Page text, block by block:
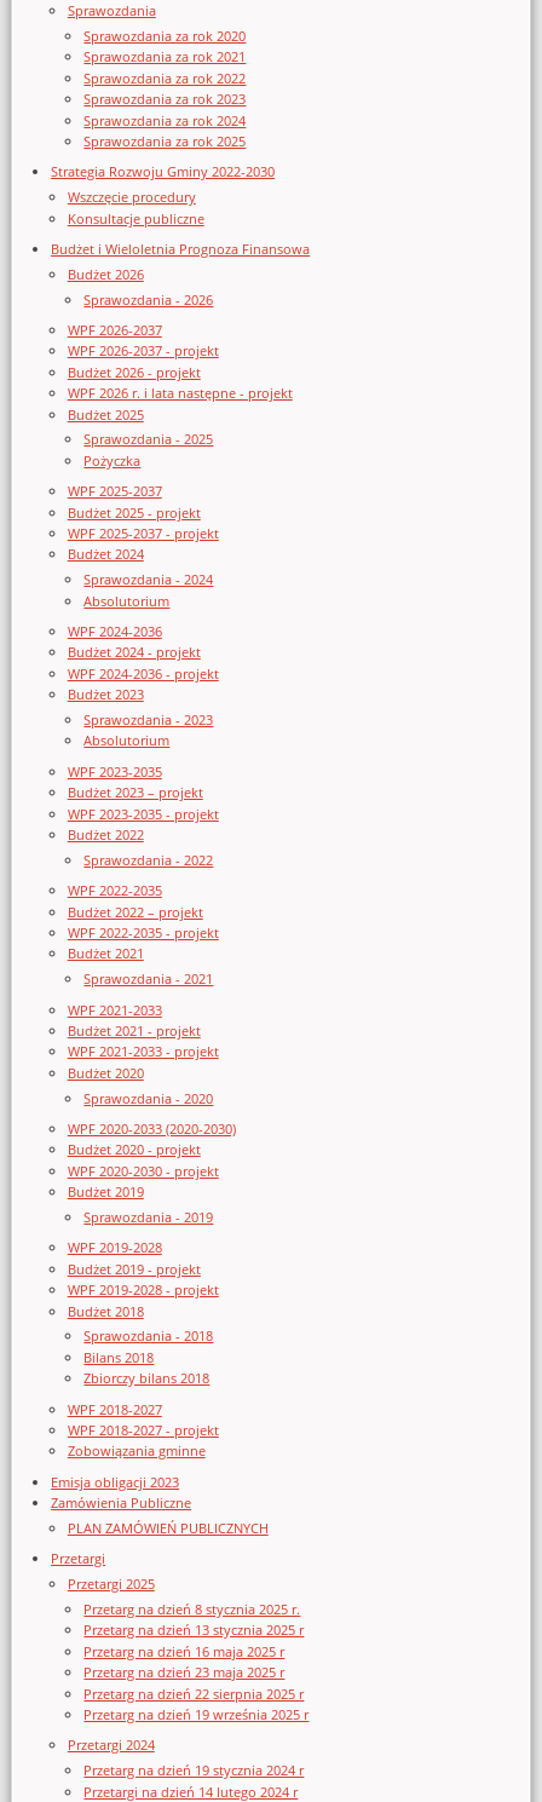
Sprawozdania
Sprawozdania za rok 2020
Sprawozdania za rok 2021
Sprawozdania za rok 2022
Sprawozdania za rok 2023
Sprawozdania za rok 2024
Sprawozdania za rok 2025
Strategia Rozwoju Gminy 2022-2030
Wszczęcie procedury
Konsultacje publiczne
Budżet i Wieloletnia Prognoza Finansowa
Budżet 2026
Sprawozdania - 2026
WPF 2026-2037
WPF 2026-2037 - projekt
Budżet 2026 - projekt
WPF 2026 r. i lata następne - projekt
Budżet 2025
Sprawozdania - 2025
Pożyczka
WPF 2025-2037
Budżet 2025 - projekt
WPF 2025-2037 - projekt
Budżet 2024
Sprawozdania - 2024
Absolutorium
WPF 2024-2036
Budżet 2024 - projekt
WPF 2024-2036 - projekt
Budżet 2023
Sprawozdania - 2023
Absolutorium
WPF 2023-2035
Budżet 2023 – projekt
WPF 2023-2035 - projekt
Budżet 2022
Sprawozdania - 2022
WPF 2022-2035
Budżet 2022 – projekt
WPF 2022-2035 - projekt
Budżet 2021
Sprawozdania - 2021
WPF 2021-2033
Budżet 2021 - projekt
WPF 2021-2033 - projekt
Budżet 2020
Sprawozdania - 2020
WPF 2020-2033 (2020-2030)
Budżet 2020 - projekt
WPF 2020-2030 - projekt
Budżet 2019
Sprawozdania - 2019
WPF 2019-2028
Budżet 2019 - projekt
WPF 2019-2028 - projekt
Budżet 2018
Sprawozdania - 2018
Bilans 2018
Zbiorczy bilans 2018
WPF 2018-2027
WPF 2018-2027 - projekt
Zobowiązania gminne
Emisja obligacji 2023
Zamówienia Publiczne
PLAN ZAMÓWIEŃ PUBLICZNYCH
Przetargi
Przetargi 2025
Przetarg na dzień 8 stycznia 2025 r.
Przetarg na dzień 13 stycznia 2025 r
Przetarg na dzień 16 maja 2025 r
Przetarg na dzień 23 maja 2025 r
Przetarg na dzień 22 sierpnia 2025 r
Przetarg na dzień 19 września 2025 r
Przetargi 2024
Przetarg na dzień 19 stycznia 2024 r
Przetargi na dzień 14 lutego 2024 r